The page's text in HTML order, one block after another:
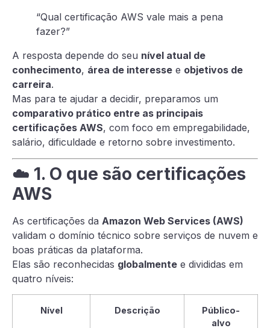
“Qual certificação AWS vale mais a pena
fazer?”
A resposta depende do seu nível atual de
conhecimento, área de interesse e objetivos de
carreira.
Mas para te ajudar a decidir, preparamos um
comparativo prático entre as principais
certificações AWS, com foco em empregabilidade,
salário, dificuldade e retorno sobre investimento.
☁️ 1. O que são certificações
AWS
As certificações da Amazon Web Services (AWS)
validam o domínio técnico sobre serviços de nuvem e
boas práticas da plataforma.
Elas são reconhecidas globalmente e divididas em
quatro níveis:
Nível Descrição
Público-
alvo